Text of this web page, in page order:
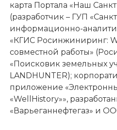
карта Портала «Наш
(разработчик – ГУП
информационно-
«КГИС Росинжиниринг:
совместной работы»
«Поисковик земельных
LANDHUNTER);
приложение
«WellHistory»»,
«Варьеганнефтегаз» и